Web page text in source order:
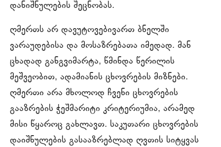
დანიშნულების შეცნობას.
ღმერთს არ დავუტოვებივართ ბნელში
ვარაუდებისა და მოსაზრებათა იმედად. მან
ცხადად განგვიმარტა, წმინდა წერილის
მეშვეობით, ადამიანის ცხოვრების მიზნები.
ღმერთი არა მხოლოდ ჩვენი ცხოვრების
გააზრების ჭეშმარიტი კრიტერიუმია, არამედ
მისი წყაროც გახლავთ. საკუთარი ცხოვრების
დაიშნულების გასააზრებლად ღვთის სიტყვას